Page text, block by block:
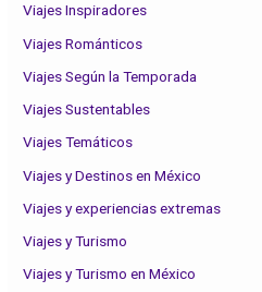
Viajes Inspiradores
Viajes Románticos
Viajes Según la Temporada
Viajes Sustentables
Viajes Temáticos
Viajes y Destinos en México
Viajes y experiencias extremas
Viajes y Turismo
Viajes y Turismo en México